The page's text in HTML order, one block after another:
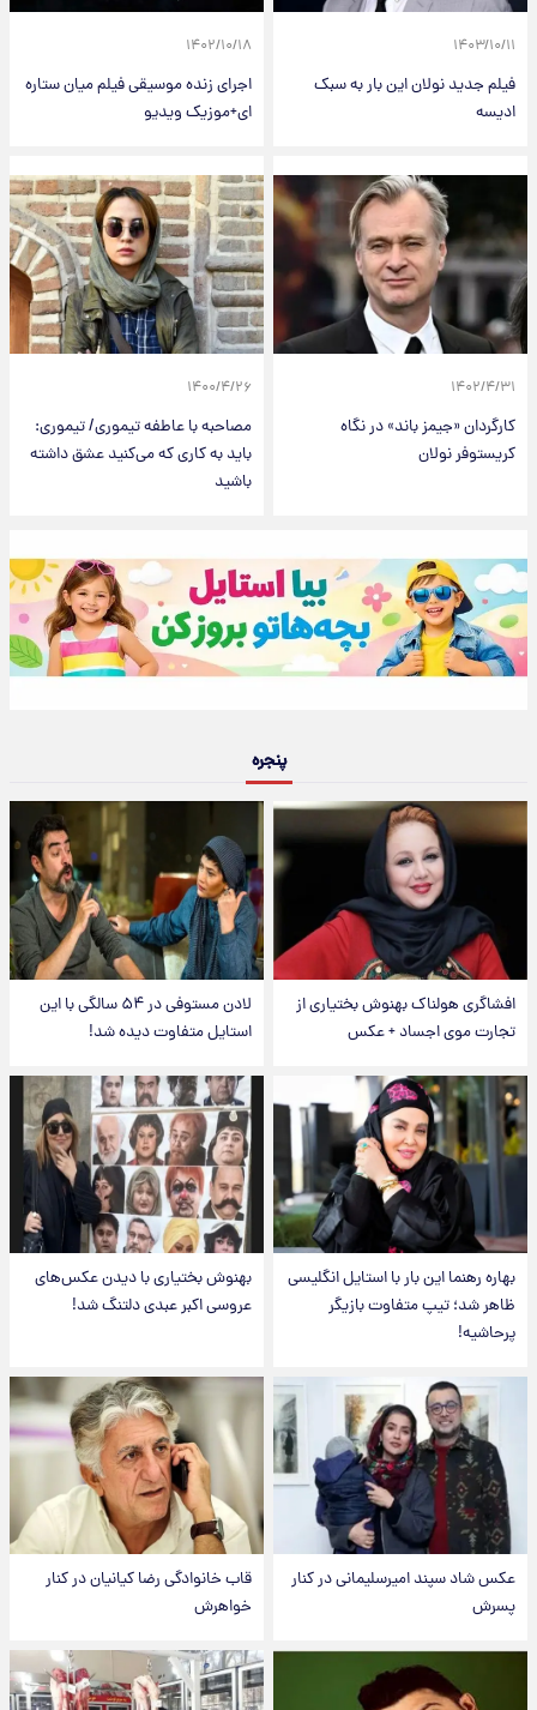
۱۴۰۳/۱۰/۱۱
فیلم جدید نولان این بار به سبک
ادیسه
۱۴۰۲/۱۰/۱۸
اجرای زنده موسیقی فیلم میان ستاره
ای+موزیک ویدیو
۱۴۰۲/۴/۳۱
کارگردان «جیمز باند» در نگاه
کریستوفر نولان
۱۴۰۰/۴/۲۶
مصاحبه با عاطفه تیموری/ تیموری:
باید به کاری که می‌کنید عشق داشته
باشید
پنجره
افشاگری هولناک بهنوش بختیاری از
تجارت موی اجساد + عکس
لادن مستوفی در ۵۴ سالگی با این
استایل متفاوت دیده شد!
بهاره رهنما این بار با استایل انگلیسی
ظاهر شد؛ تیپ متفاوت بازیگر
پرحاشیه!
بهنوش بختیاری با دیدن عکس‌های
عروسی اکبر عبدی دلتنگ شد!
عکس شاد سپند امیرسلیمانی در کنار
پسرش
قاب خانوادگی رضا کیانیان در کنار
خواهرش